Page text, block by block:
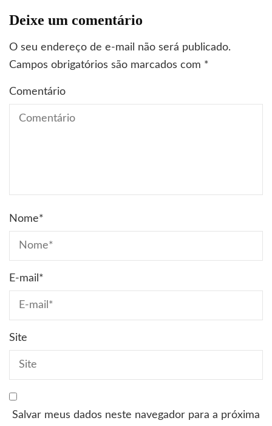
Deixe um comentário
O seu endereço de e-mail não será publicado.
Campos obrigatórios são marcados com *
Comentário
Nome*
E-mail *
Site
Salvar meus dados neste navegador para a próxima